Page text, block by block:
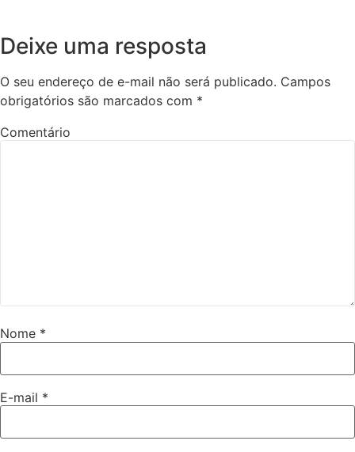
Deixe uma resposta
O seu endereço de e-mail não será publicado. Campos
obrigatórios são marcados com *
Comentário
Nome *
E-mail *